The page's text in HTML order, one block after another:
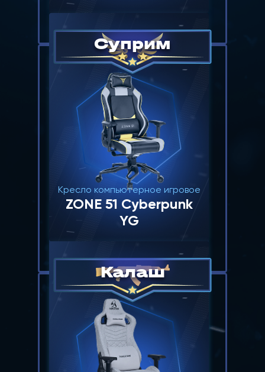
10 000
Фрибет1
5000
Фрибет
Суприм
Кресло компьютерное игровое
ZONE 51 Cyberpunk
YG
7 500
Калаш